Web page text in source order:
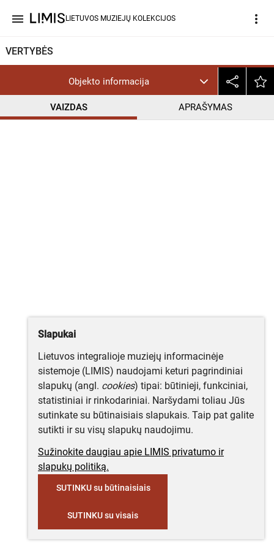
menu LIETUVOS MUZIEJŲ KOLEKCIJOS more_vert
VERTYBĖS
Objekto informacija
VAIZDAS APRAŠYMAS
CC BY-NC-ND
Slapukai
Lietuvos integralioje muziejų informacinėje
sistemoje (LIMIS) naudojami keturi pagrindiniai
slapukų (angl. cookies) tipai: būtinieji, funkciniai,
statistiniai ir rinkodariniai. Naršydami toliau Jūs
sutinkate su būtinaisiais slapukais. Taip pat galite
sutikti ir su visų slapukų naudojimu.
Sužinokite daugiau apie LIMIS privatumo ir
slapukų politiką.
SUTINKU su būtinaisiais
SUTINKU su visais